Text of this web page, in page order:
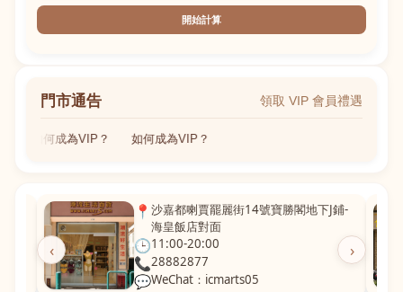
開始計算
門市通告 領取 VIP 會員禮遇
如何成為VIP？ 如何成為VIP？
‹ ›
📍 沙嘉都喇賈罷麗街14號寶勝閣地下J鋪-
海皇飯店對面
🕒11:00-20:00
📞28882877
💬WeChat：icmarts05